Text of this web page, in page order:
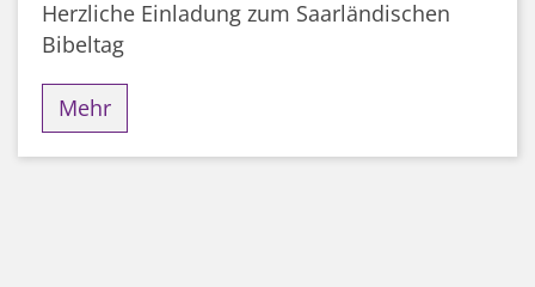
Herzliche Einladung zum Saarländischen
Bibeltag
Mehr